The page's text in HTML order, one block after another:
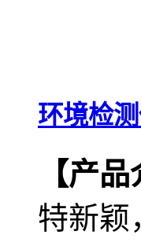
环境检
【产品
特新颖